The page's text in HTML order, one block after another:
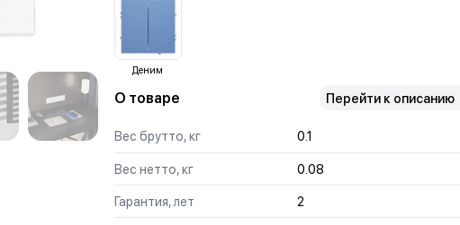
Деним
О товаре Перейти к описанию
Вес брутто, кг 0.1
Вес нетто, кг 0.08
Гарантия, лет 2